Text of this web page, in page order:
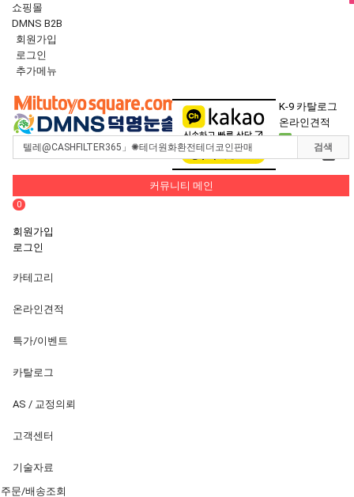
쇼핑몰
DMNS B2B
회원가입
로그인
추가메뉴
navigation
K-9 카탈로그
온라인견적
0
장바구니 0
검색
커뮤니티 메인
0
회원가입
로그인
카테고리
온라인견적
특가/이벤트
카탈로그
AS / 교정의뢰
고객센터
기술자료
주문/배송조회